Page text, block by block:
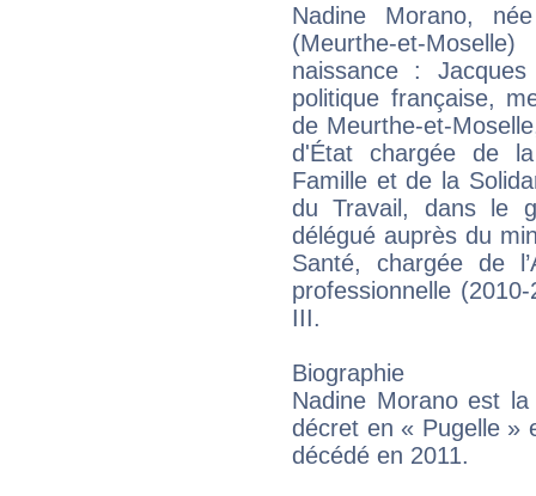
Nadine Morano,
(Meurthe-et-
naissance :
politique française,
de Meurthe-et-
d'État chargée de
Famille et de la
du Travail, dans le
délégué auprès du
Santé, chargée de
professionnelle
III.
Biographie
Nadine Morano est
décret en « Pugelle »
décédé en 2011.